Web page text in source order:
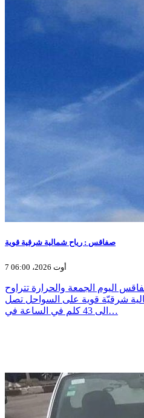
صفاقس : رياح شمالية شرقية قوية
7 أوت 2026، 06:00
اليوم الجمعة والحرارة تتراوح
شمالية شرقيّة قوية على السواحل تصل
الى 43 كلم في الساعة في…